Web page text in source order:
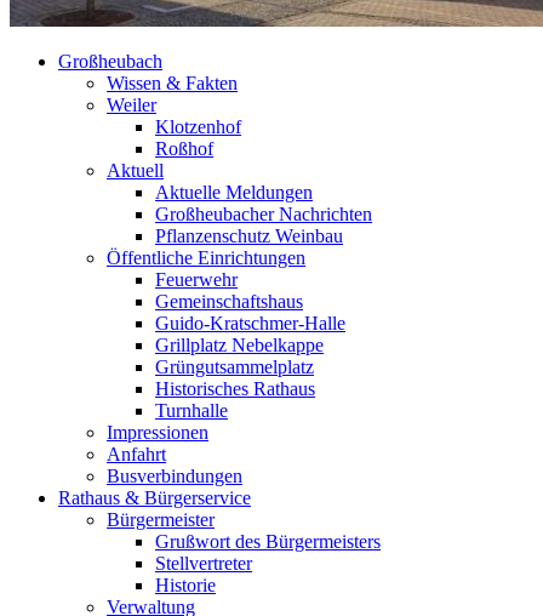
Großheubach
Wissen & Fakten
Weiler
Klotzenhof
Roßhof
Aktuell
Aktuelle Meldungen
Großheubacher Nachrichten
Pflanzenschutz Weinbau
Öffentliche Einrichtungen
Feuerwehr
Gemeinschaftshaus
Guido-Kratschmer-Halle
Grillplatz Nebelkappe
Grüngutsammelplatz
Historisches Rathaus
Turnhalle
Impressionen
Anfahrt
Busverbindungen
Rathaus & Bürgerservice
Bürgermeister
Grußwort des Bürgermeisters
Stellvertreter
Historie
Verwaltung